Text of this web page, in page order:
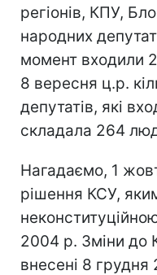
регіонів, КПУ,
народних
момент входили
8 вересня ц.р.
депутатів, які
складала 264
Нагадаємо, 1
рішення КСУ,
2004 р. Зміни до
внесені 8 грудня